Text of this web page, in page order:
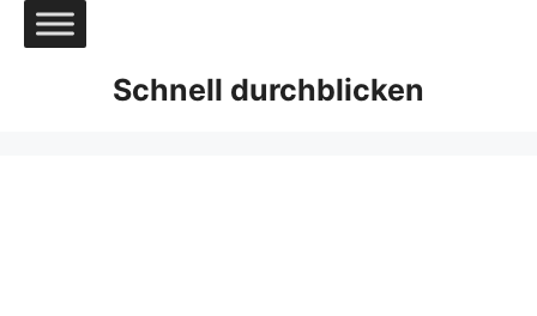
Zum
Inhalt
Schnell durchblicken